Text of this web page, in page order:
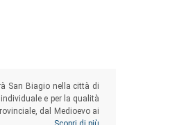
San Biagio nella città di
e per la qualità
dal Medioevo ai